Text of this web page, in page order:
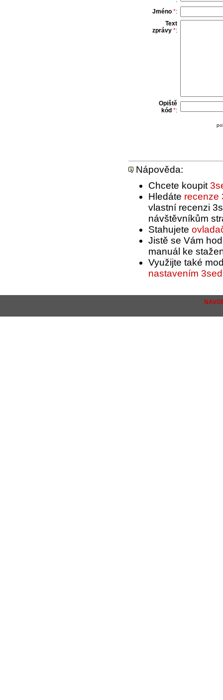
Jméno *:
Text
zprávy *:
Opiště
kód *:
Nápověda:
Chcete koupit
Hledáte recenze
vlastní recenzi
návštěvníkům
Stahujete
Jistě se Vám
manuál ke
Využijte také
nastavením